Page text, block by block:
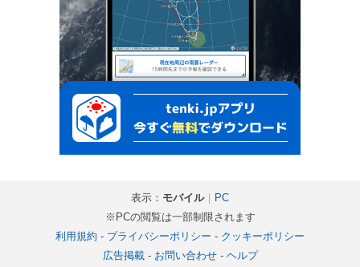
表示： モバイル｜
PC
※PCの閲覧は一部制限されます
利用規約 - プライバシーポリシー - クッキーポリシー
広告掲載- お問い合わせ- ヘルプ